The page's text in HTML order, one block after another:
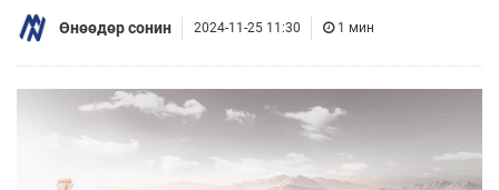
Өнөөдөр сонин 2024-11-25 11:30 1 мин